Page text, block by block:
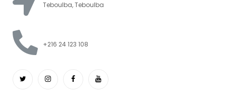
Teboulba, Teboulba
+216 24 123 108